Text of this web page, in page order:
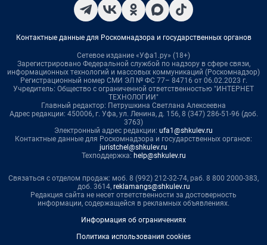
Контактные данные для Роскомнадзора и государственных органов
Сетевое издание «Уфа1.ру» (18+)
Зарегистрировано Федеральной службой по надзору в сфере связи,
информационных технологий и массовых коммуникаций (Роскомнадзор)
Регистрационный номер СМИ ЭЛ № ФС 77– 84716 от 06.02.2023 г.
Учредитель: Общество с ограниченной ответственностью "ИНТЕРНЕТ
ТЕХНОЛОГИИ"
Главный редактор: Петрушкина Светлана Алексеевна
Адрес редакции: 450006, г. Уфа, ул. Ленина, д. 156, 8 (347) 286-51-96 (доб.
3763)
Электронный адрес редакции: ufa1@shkulev.ru
Контактные данные для Роскомнадзора и государственных органов:
juristchel@shkulev.ru
Техподдержка: help@shkulev.ru
Связаться с отделом продаж: моб. 8 (992) 212-32-74, раб. 8 800 2000-383,
доб. 3614, reklamangs@shkulev.ru
Редакция сайта не несет ответственности за достоверность
информации, содержащейся в рекламных объявлениях.
Информация об ограничениях
Политика использования cookies